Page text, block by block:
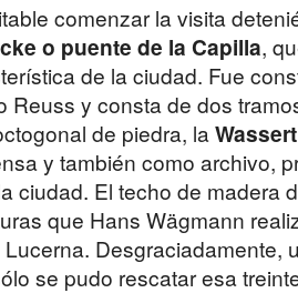
comenzar la visita
o puente de la Capilla,
de la ciudad. Fue
Reuss y consta de dos
de piedra, la
y también como archivo,
ciudad. El techo de madera
que Hans Wägmann
Lucerna. Desgraciadamente,
se pudo rescatar esa